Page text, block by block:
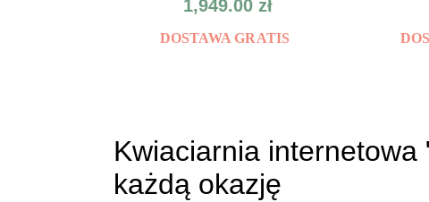
1,949.00 zł
DOSTAWA GRATIS
Kwiaciarnia internetowa
każdą okazję